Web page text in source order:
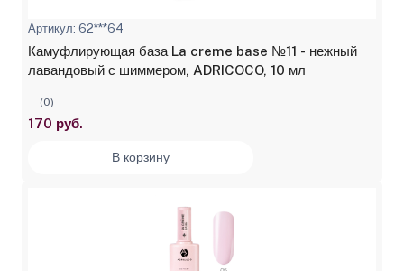
Артикул: 62***64
Камуфлирующая база La creme base №11 - нежный
лавандовый с шиммером, ADRICOCO, 10 мл
(0)
170 руб.
В корзину